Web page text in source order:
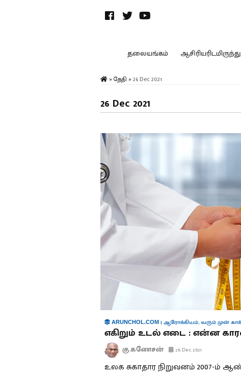
தலையங்கம்
» தேதி » 26 Dec 2021
26 Dec 2021
ARUNCHOL.COM | ஆரோக்கியம், வரும் முன்
எகிறும் உடல் எடை : என்ன
கு.கணேசன் 26 Dec 2021
உலக சுகாதார நிறுவனம் 2007-ம்